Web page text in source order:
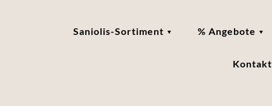
Saniolis-Sortiment % Angebote
Kontakt